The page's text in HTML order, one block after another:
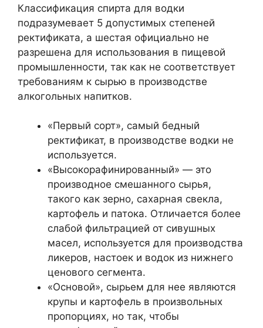
Классификация спирта для водки
подразумевает 5 допустимых степеней
ректификата, а шестая официально не
разрешена для использования в пищевой
промышленности, так как не соответствует
требованиям к сырью в производстве
алкогольных напитков.
«Первый сорт», самый бедный
ректификат, в производстве водки не
используется.
«Высокорафинированный» — это
производное смешанного сырья,
такого как зерно, сахарная свекла,
картофель и патока. Отличается более
слабой фильтрацией от сивушных
масел, используется для производства
ликеров, настоек и водок из нижнего
ценового сегмента.
«Основой», сырьем для нее являются
крупы и картофель в произвольных
пропорциях, но так, чтобы